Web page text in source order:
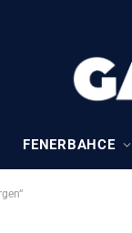
FENERBAHCE